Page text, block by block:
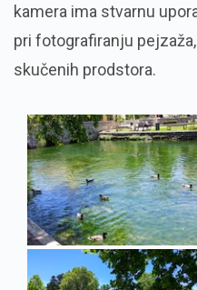
kamera ima stvarnu
pri fotografiranju
skučenih prodstora.